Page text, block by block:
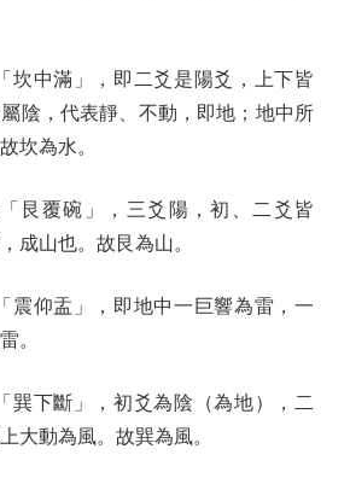
中滿」，即二爻是陽爻，上下皆
陰，代表靜、不動，即地；地中所
坎為水。
覆碗」，三爻陽，初、二爻皆
成山也。故艮為山。
仰盂」，即地中一巨響為雷，一
。
下斷」，初爻為陰（為地），二
大動為風。故巽為風。